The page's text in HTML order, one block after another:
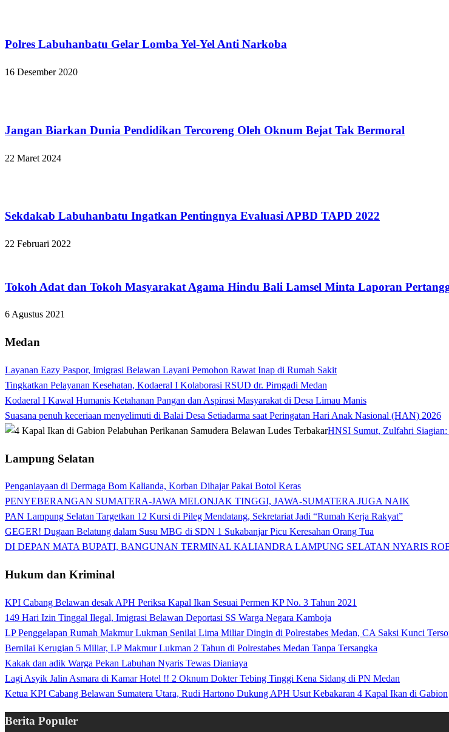
Polres Labuhanbatu Gelar Lomba Yel-Yel Anti Narkoba
16 Desember 2020
Jangan Biarkan Dunia Pendidikan Tercoreng Oleh Oknum Bejat Tak Bermoral
22 Maret 2024
Sekdakab Labuhanbatu Ingatkan Pentingnya Evaluasi APBD TAPD 2022
22 Februari 2022
Tokoh Adat dan Tokoh Masyarakat Agama Hindu Bali Lamsel Minta Laporan
6 Agustus 2021
Medan
Layanan Eazy Paspor, Imigrasi Belawan Layani Pemohon Rawat Inap di Rumah Sakit
Tingkatkan Pelayanan Kesehatan, Kodaeral I Kolaborasi RSUD dr. Pirngadi Medan‎
Kodaeral I Kawal Humanis Ketahanan Pangan dan Aspirasi Masyarakat di Desa Limau Manis
Suasana penuh keceriaan menyelimuti di Balai Desa Setiadarma saat Peringatan Hari Anak Nasional (HAN) 2026
HNSI Sumut, Zulfahri
Lampung Selatan
Penganiayaan di Dermaga Bom Kalianda, Korban Dihajar Pakai Botol Keras
PENYEBERANGAN SUMATERA-JAWA MELONJAK TINGGI, JAWA-SUMATERA JUGA NAIK
PAN Lampung Selatan Targetkan 12 Kursi di Pileg Mendatang, Sekretariat Jadi “Rumah Kerja Rakyat”
GEGER! Dugaan Belatung dalam Susu MBG di SDN 1 Sukabanjar Picu Keresahan Orang Tua
DI DEPAN MATA BUPATI, BANGUNAN TERMINAL KALIANDRA LAMPUNG SELATAN NYARIS
Hukum dan Kriminal
KPI Cabang Belawan desak APH Periksa Kapal Ikan Sesuai Permen KP No. 3 Tahun 2021
149 Hari Izin Tinggal Ilegal, Imigrasi Belawan Deportasi SS Warga Negara Kamboja
LP Penggelapan Rumah Makmur Lukman Senilai Lima Miliar Dingin di Polrestabes Medan, CA Saksi Kunci
Bernilai Kerugian 5 Miliar, LP Makmur Lukman 2 Tahun di Polrestabes Medan Tanpa Tersangka
Kakak dan adik Warga Pekan Labuhan Nyaris Tewas Dianiaya
Lagi Asyik Jalin Asmara di Kamar Hotel !! 2 Oknum Dokter Tebing Tinggi Kena Sidang di PN Medan
Ketua KPI Cabang Belawan Sumatera Utara, Rudi Hartono Dukung APH Usut Kebakaran 4 Kapal Ikan di Gabion
Berita Populer